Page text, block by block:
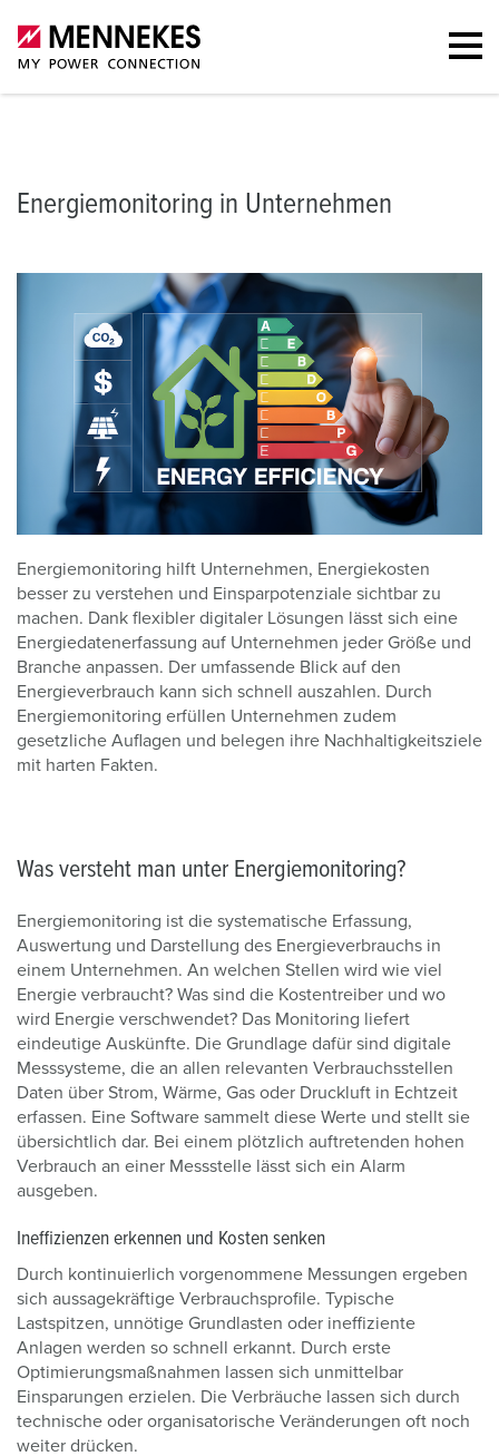
Praxisbeispiel Checkliste
Energiemonitoring in Unternehmen
Energiemonitoring hilft Unternehmen, Energiekosten
besser zu verstehen und Einsparpotenziale sichtbar zu
machen. Dank flexibler digitaler Lösungen lässt sich eine
Energiedatenerfassung auf Unternehmen jeder Größe und
Branche anpassen. Der umfassende Blick auf den
Energieverbrauch kann sich schnell auszahlen. Durch
Energiemonitoring erfüllen Unternehmen zudem
gesetzliche Auflagen und belegen ihre Nachhaltigkeitsziele
mit harten Fakten.
Was versteht man unter Energiemonitoring?
Energiemonitoring ist die systematische Erfassung,
Auswertung und Darstellung des Energieverbrauchs in
einem Unternehmen. An welchen Stellen wird wie viel
Energie verbraucht? Was sind die Kostentreiber und wo
wird Energie verschwendet? Das Monitoring liefert
eindeutige Auskünfte. Die Grundlage dafür sind digitale
Messsysteme, die an allen relevanten Verbrauchsstellen
Daten über Strom, Wärme, Gas oder Druckluft in Echtzeit
erfassen. Eine Software sammelt diese Werte und stellt sie
übersichtlich dar. Bei einem plötzlich auftretenden hohen
Verbrauch an einer Messstelle lässt sich ein Alarm
ausgeben.
Ineffizienzen erkennen und Kosten senken
Durch kontinuierlich vorgenommene Messungen ergeben
sich aussagekräftige Verbrauchsprofile. Typische
Lastspitzen, unnötige Grundlasten oder ineffiziente
Anlagen werden so schnell erkannt. Durch erste
Optimierungsmaßnahmen lassen sich unmittelbar
Einsparungen erzielen. Die Verbräuche lassen sich durch
technische oder organisatorische Veränderungen oft noch
weiter drücken.